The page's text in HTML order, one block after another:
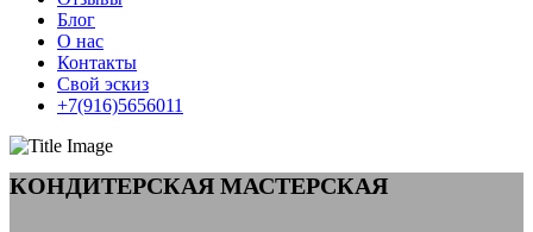
Блог
О нас
Контакты
Свой эскиз
+7(916)5656011
КОНДИТЕРСКАЯ МАСТЕРСКАЯ